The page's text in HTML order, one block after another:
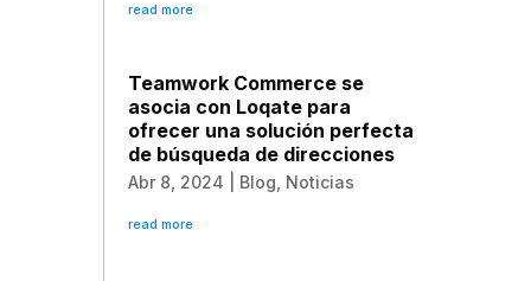
read more
Teamwork Commerce se
asocia con Loqate para
ofrecer una solución perfecta
de búsqueda de direcciones
Abr 8, 2024 Blog Noticias
read more